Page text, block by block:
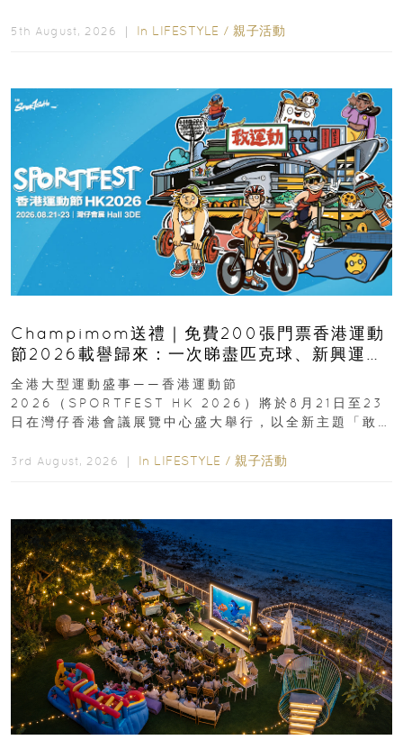
5th August, 2026 ｜ In LIFESTYLE / 親子活動
Champimom送禮｜免費200張門票香港運動
節2026載譽歸來：一次睇盡匹克球、新興運
動、街舞比賽＋逾百運動品牌展覽
全港大型運動盛事——香港運動節
2026（SPORTFEST HK 2026）將於8月21日至23
日在灣仔香港會議展覽中心盛大舉行，以全新主題「敢
3rd August, 2026 ｜ In LIFESTYLE / 親子活動